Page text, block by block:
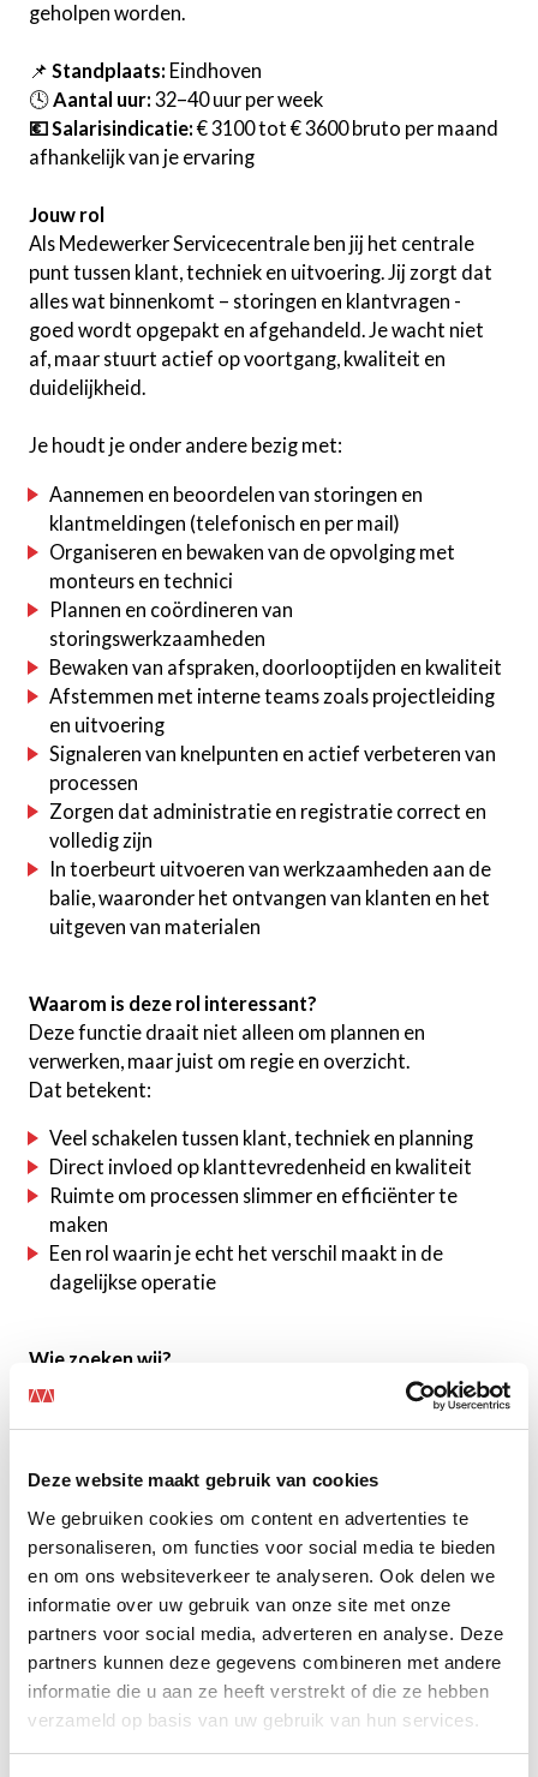
Deze website maakt gebruik van cookies
We gebruiken cookies om content en advertenties te
personaliseren, om functies voor social media te bieden
en om ons websiteverkeer te analyseren. Ook delen we
informatie over uw gebruik van onze site met onze
partners voor social media, adverteren en analyse. Deze
partners kunnen deze gegevens combineren met andere
informatie die u aan ze heeft verstrekt of die ze hebben
verzameld op basis van uw gebruik van hun services.
geholpen worden.
📌Standplaats: Eindhoven
🕓Aantal uur: 32–40 uur per week
💶 Salarisindicatie:€ 3100 tot € 3600 bruto per maand
afhankelijk van je ervaring
Jouw rol
Als Medewerker Servicecentrale ben jij het centrale
punt tussen klant, techniek en uitvoering. Jij zorgt dat
alles wat binnenkomt – storingen en klantvragen -
goed wordt opgepakt en afgehandeld. Je wacht niet
af, maar stuurt actief op voortgang, kwaliteit en
duidelijkheid.
Je houdt je onder andere bezig met:
Aannemen en beoordelen van storingen en
klantmeldingen (telefonisch en per mail)
Organiseren en bewaken van de opvolging met
monteurs en technici
Plannen en coördineren van
storingswerkzaamheden
Bewaken van afspraken, doorlooptijden en kwaliteit
Afstemmen met interne teams zoals projectleiding
en uitvoering
Signaleren van knelpunten en actief verbeteren van
processen
Zorgen dat administratie en registratie correct en
volledig zijn
In toerbeurt uitvoeren van werkzaamheden aan de
balie, waaronder het ontvangen van klanten en het
uitgeven van materialen
Waarom is deze rol interessant?
Deze functie draait niet alleen om plannen en
verwerken, maar juist om regie en overzicht.
Dat betekent:
Veel schakelen tussen klant, techniek en planning
Direct invloed op klanttevredenheid en kwaliteit
Ruimte om processen slimmer en efficiënter te
maken
Een rol waarin je echt het verschil maakt in de
dagelijkse operatie
Wie zoeken wij?
We zoeken iemand die rust brengt in dynamiek en
structuur aanbrengt in processen.
MBO werk- en denkniveau
Ervaring in een vergelijkbare rol (service, planning,
coördinatie)
Je werkt gestructureerd en houdt overzicht
Je bent communicatief sterk en klantgericht
Je neemt verantwoordelijkheid en pakt door
Je denkt vooruit en handelt proactief
Affiniteit met techniek is belangrijk
Ervaring met een ERP-systeem (zoals 4PS) is een pré